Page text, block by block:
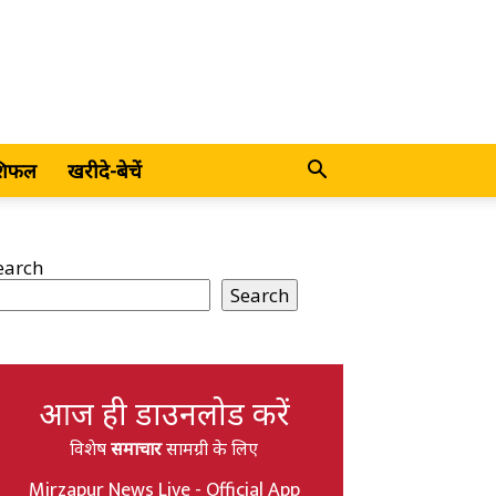
खरीदे-बेचें
Search
आज ही डाउनलोड करें
विशेषसमाचारसामग्री के लिए